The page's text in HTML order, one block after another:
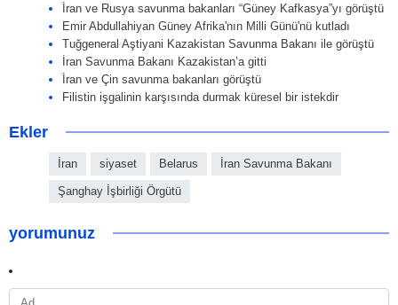
İran ve Rusya savunma bakanları “Güney Kafkasya”yı görüştü
Emir Abdullahiyan Güney Afrika'nın Milli Günü'nü kutladı
Tuğgeneral Aştiyani Kazakistan Savunma Bakanı ile görüştü
İran Savunma Bakanı Kazakistan’a gitti
İran ve Çin savunma bakanları görüştü
Filistin işgalinin karşısında durmak küresel bir istekdir
Ekler
İran siyaset Belarus İran Savunma Bakanı
Şanghay İşbirliği Örgütü
yorumunuz